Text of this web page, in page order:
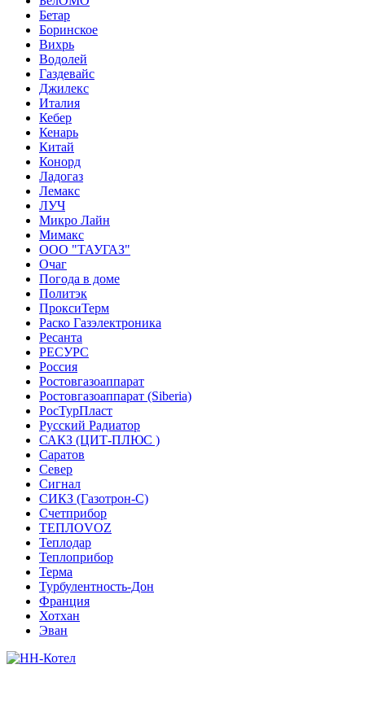
Бетар
Боринское
Вихрь
Водолей
Газдевайс
Джилекс
Италия
Кебер
Кенарь
Китай
Конорд
Ладогаз
Лемакс
ЛУЧ
Микро Лайн
Мимакс
ООО "ТАУГАЗ"
Очаг
Погода в доме
Политэк
ПроксиТерм
Раско Газэлектроника
Ресанта
РЕСУРС
Россия
Ростовгазоаппарат
Ростовгазоаппарат (Siberia)
РосТурПласт
Русский Радиатор
САКЗ (ЦИТ-ПЛЮС )
Саратов
Север
Сигнал
СИКЗ (Газотрон-С)
Счетприбор
ТЕПЛОVOZ
Теплодар
Теплоприбор
Терма
Турбулентность-Дон
Франция
Хотхан
Эван